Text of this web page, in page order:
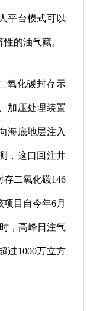
平台模式可以
的油气藏。
氧化碳封存示
加压处理装置
海底地层注入
，这口回注井
存二氧化碳146
目自今年6月
，高峰日注气
过1000万立方